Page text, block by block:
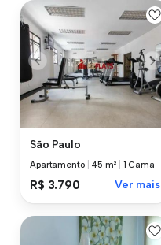
São Paulo
Apartamento 45 m² 1 Cama
R$ 3.790 Ver mais